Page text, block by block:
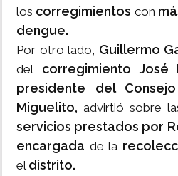
los corregimientos con
dengue.
Por otro lado, Guillermo
del corregimiento José
presidente del
Miguelito, advirtió sobre
servicios prestados por
encargada de la
el distrito.